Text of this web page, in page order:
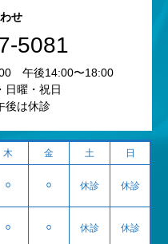
せ
5081‬
午後14:00〜18:00
日曜・祝日
は休診
木 金 土 日
⚪︎ ⚪︎ 休診 休診
⚪︎ ⚪︎ 休診 休診